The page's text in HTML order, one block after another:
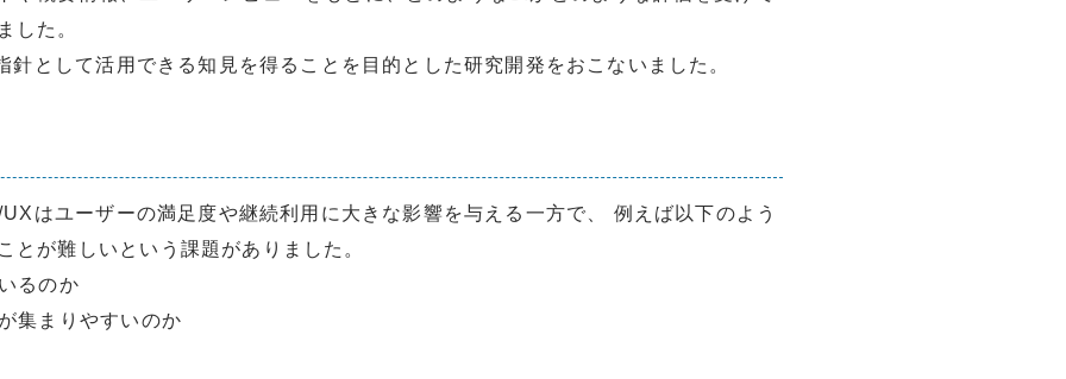
した。
として活用できる知見を得ることを目的とした研究開発をおこないました。
はユーザーの満足度や継続利用に大きな影響を与える一方で、 例えば以下のよう
とが難しいという課題がありました。
るのか
集まりやすいのか